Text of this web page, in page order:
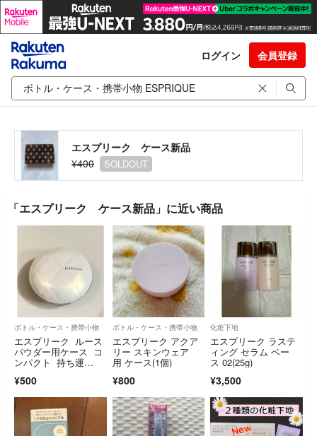
ログイン 会員登録
エスプリーク ケース新品
¥400
SOLDOUT
「エスプリーク ケース新品」に近い商品
ボトル・ケース・携帯小物
エスプリーク ルース
パウダー用ケース コ
ンパクト 持ち運
¥500
ボトル・ケース・携帯小物
エスプリーク アクア
リー スキンウェア
用 ケース(1個)
¥800
化粧下地
エスプリーク ラステ
ィング セラム ベー
ス 02(25g)
¥3,500